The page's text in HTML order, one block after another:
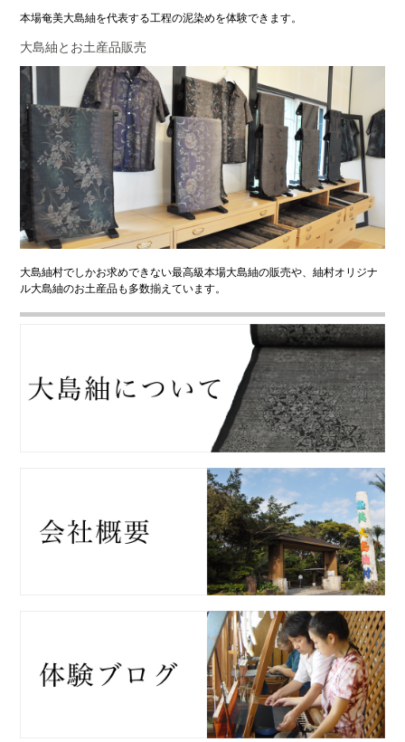
本場奄美大島紬を代表する工程の泥染めを体験できます。
大島紬とお土産品販売
大島紬村でしかお求めできない最高級本場大島紬の販売や、紬村オリジナ
ル大島紬のお土産品も多数揃えています。